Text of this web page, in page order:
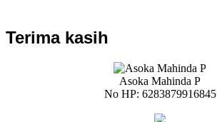
Terima kasih
Asoka Mahinda P
No HP: 6283879916845